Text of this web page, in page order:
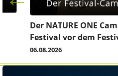
Der NATURE ONE
Festival vor dem
06.08.2026